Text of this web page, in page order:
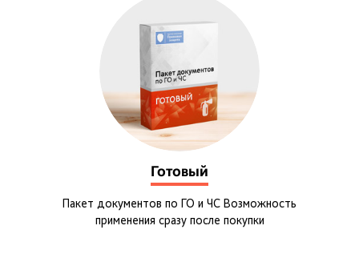
Готовый
Пакет документов по ГО и ЧС Возможность
применения сразу после покупки